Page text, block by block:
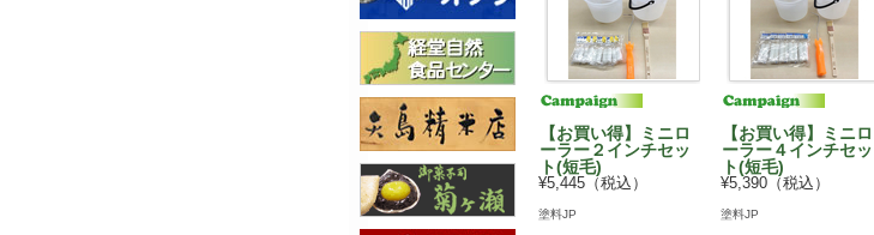
【お買い得】ミニロ
ーラー２インチセッ
ト(短毛)
¥5,445（税込）
塗料JP
【お買い得】ミニロ
ーラー４インチセッ
ト(短毛)
¥5,390（税込）
塗料JP